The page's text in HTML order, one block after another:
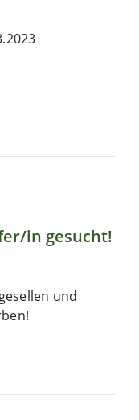
in gesucht!
und